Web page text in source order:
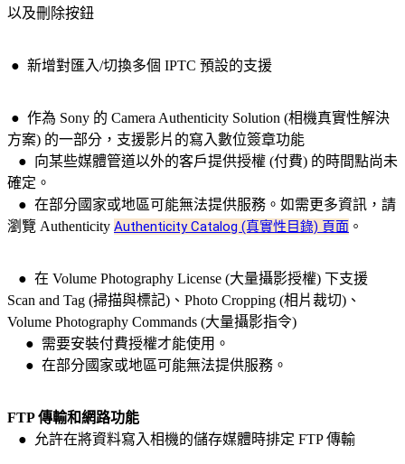
以及刪除按鈕
● 新增對匯入/切換多個 IPTC 預設的支援
● 作為 Sony 的 Camera Authenticity Solution (相機真實性解決
方案) 的一部分，支援影片的寫入數位簽章功能
● 向某些媒體管道以外的客戶提供授權 (付費) 的時間點尚未
確定。
● 在部分國家或地區可能無法提供服務。如需更多資訊，請
瀏覽 Authenticity Authenticity Catalog (真實性目錄) 頁面 。
● 在 Volume Photography License (大量攝影授權) 下支援
Scan and Tag (掃描與標記)、Photo Cropping (相片裁切)、
Volume Photography Commands (大量攝影指令)
● 需要安裝付費授權才能使用。
● 在部分國家或地區可能無法提供服務。
FTP 傳輸和網路功能
● 允許在將資料寫入相機的儲存媒體時排定 FTP 傳輸